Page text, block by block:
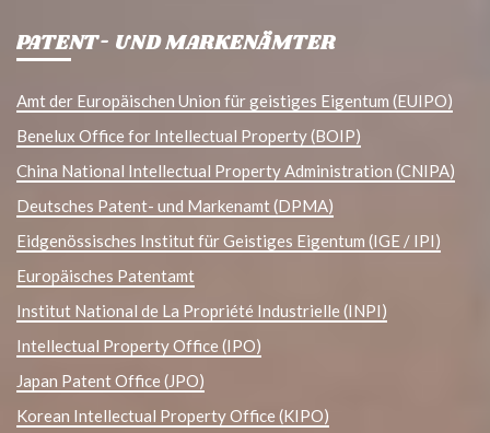
PATENT- UND MARKENÄMTER
Amt der Europäischen Union für geistiges Eigentum (EUIPO)
Benelux Office for Intellectual Property (BOIP)
China National Intellectual Property Administration (CNIPA)
Deutsches Patent- und Markenamt (DPMA)
Eidgenössisches Institut für Geistiges Eigentum (IGE / IPI)
Europäisches Patentamt
Institut National de La Propriété Industrielle (INPI)
Intellectual Property Office (IPO)
Japan Patent Office (JPO)
Korean Intellectual Property Office (KIPO)